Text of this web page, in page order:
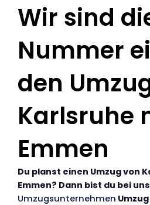
Wir sind
Nummer
den
Karlsruhe
Emmen
Du planst einen Umzug von
Emmen? Dann bist du bei
Umzugsunternehmen